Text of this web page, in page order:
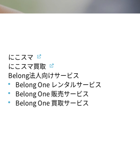
にこスマ
にこスマ買取
Belong法人向けサービス
Belong One レンタルサービス
Belong One 販売サービス
Belong One 買取サービス